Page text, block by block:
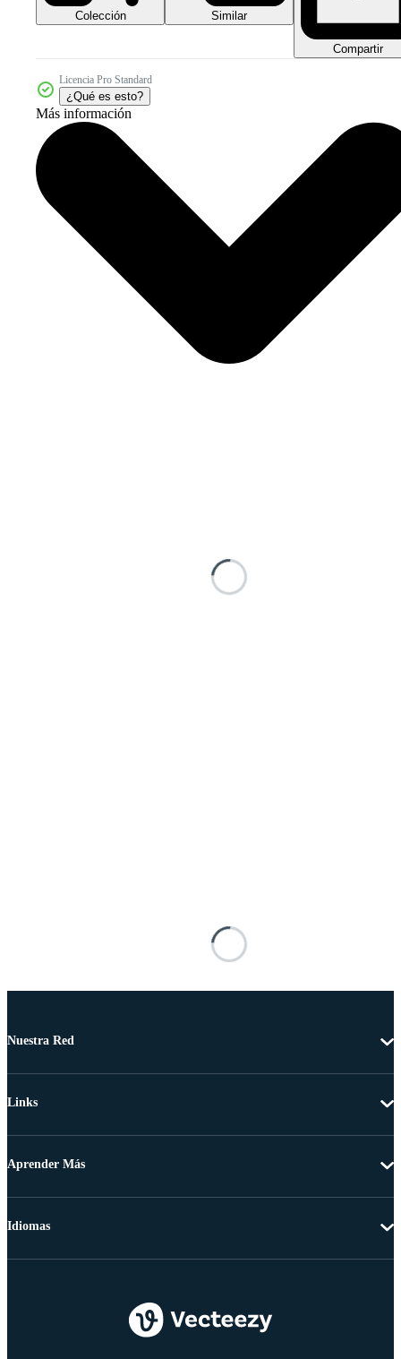
Colección Similar
Compartir
Licencia Pro Standard
¿Qué es esto?
Más información
Nuestra Red
Links
Aprender Más
Idiomas